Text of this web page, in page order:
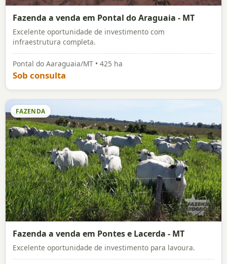
Fazenda a venda em Pontal do Araguaia - MT
Excelente oportunidade de investimento com
infraestrutura completa.
Pontal do Aaraguaia/MT • 425 ha
Sob consulta
FAZENDA
Fazenda a venda em Pontes e Lacerda - MT
Excelente oportunidade de investimento para lavoura.